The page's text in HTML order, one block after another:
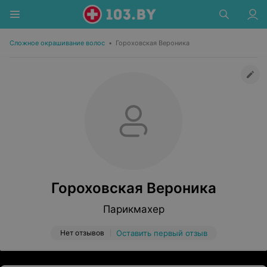
Сложное окрашивание волос • Гороховская Вероника
Гороховская Вероника
Парикмахер
Нет отзывов Оставить первый отзыв